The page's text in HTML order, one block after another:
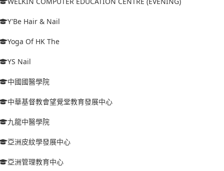
Y'Be Hair & Nail
Yoga Of HK The
YS Nail
中國國醫學院
中華基督教會望覺堂教育發展中心
九龍中醫學院
亞洲皮紋學發展中心
亞洲管理教育中心